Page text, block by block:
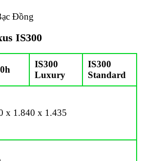
Đồng
IS300
IS300
Luxury
IS300
Standard
x 1.840 x 1.435